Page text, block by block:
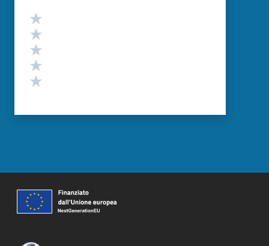
Valutazione